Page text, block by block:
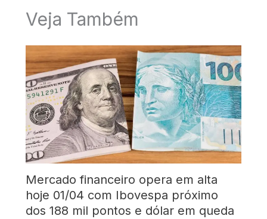
Veja Também
Mercado financeiro opera em alta
hoje 01/04 com Ibovespa próximo
dos 188 mil pontos e dólar em queda